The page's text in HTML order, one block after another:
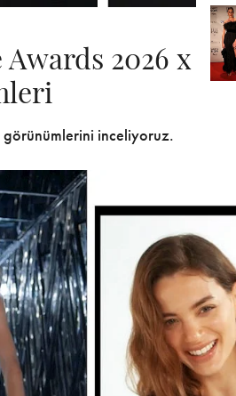
2026 x
görünümlerini inceliyoruz.